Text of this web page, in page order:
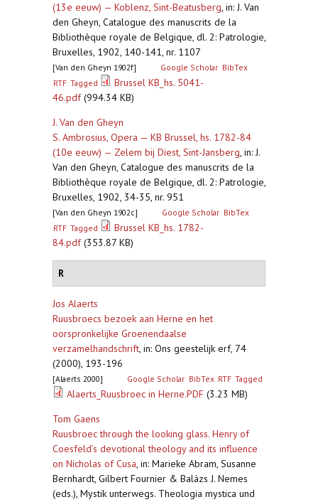
(13e eeuw) — Koblenz, Sint-Beatusberg, in: J. Van
den Gheyn, Catalogue des manuscrits de la
Bibliothèque royale de Belgique, dl. 2: Patrologie,
Bruxelles, 1902, 140-141, nr. 1107
[Van den Gheyn 1902f] Google Scholar BibTex
RTF Tagged
Brussel KB_hs. 5041-
46.pdf(994.34 KB)
J. Van den Gheyn
S. Ambrosius, Opera — KB Brussel, hs. 1782-84
(10e eeuw) — Zelem bij Diest, Sint-Jansberg, in: J.
Van den Gheyn, Catalogue des manuscrits de la
Bibliothèque royale de Belgique, dl. 2: Patrologie,
Bruxelles, 1902, 34-35, nr. 951
[Van den Gheyn 1902c] Google Scholar BibTex
RTF Tagged
Brussel KB_hs. 1782-
84.pdf(353.87 KB)
R
Jos Alaerts
Ruusbroecs bezoek aan Herne en het
oorspronkelijke Groenendaalse
verzamelhandschrift, in: Ons geestelijk erf, 74
(2000), 193-196
[Alaerts 2000] Google Scholar BibTex RTF Tagged
Alaerts_Ruusbroec in Herne.PDF (3.23 MB)
Tom Gaens
Ruusbroec through the looking glass. Henry of
Coesfeld’s devotional theology and its influence
on Nicholas of Cusa, in: Marieke Abram, Susanne
Bernhardt, Gilbert Fournier & Balázs J. Nemes
(eds.), Mystik unterwegs. Theologia mystica und